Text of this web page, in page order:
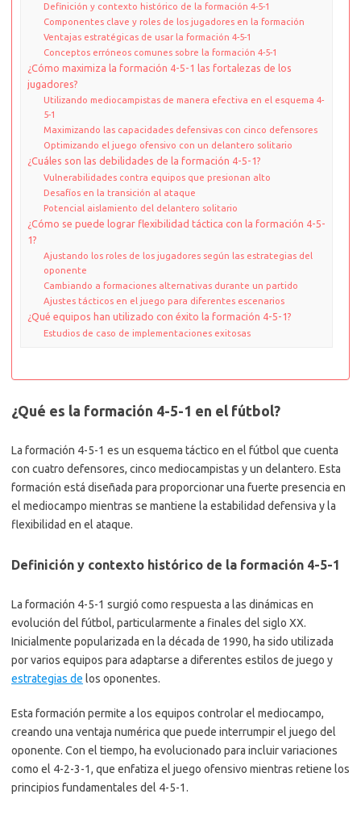
Definición y contexto histórico de la formación 4-5-1
Componentes clave y roles de los jugadores en la formación
Ventajas estratégicas de usar la formación 4-5-1
Conceptos erróneos comunes sobre la formación 4-5-1
¿Cómo maximiza la formación 4-5-1 las fortalezas de los
jugadores?
Utilizando mediocampistas de manera efectiva en el esquema 4-
5-1
Maximizando las capacidades defensivas con cinco defensores
Optimizando el juego ofensivo con un delantero solitario
¿Cuáles son las debilidades de la formación 4-5-1?
Vulnerabilidades contra equipos que presionan alto
Desafíos en la transición al ataque
Potencial aislamiento del delantero solitario
¿Cómo se puede lograr flexibilidad táctica con la formación 4-5-
1?
Ajustando los roles de los jugadores según las estrategias del
oponente
Cambiando a formaciones alternativas durante un partido
Ajustes tácticos en el juego para diferentes escenarios
¿Qué equipos han utilizado con éxito la formación 4-5-1?
Estudios de caso de implementaciones exitosas
¿Qué es la formación 4-5-1 en el fútbol?
La formación 4-5-1 es un esquema táctico en el fútbol que cuenta
con cuatro defensores, cinco mediocampistas y un delantero. Esta
formación está diseñada para proporcionar una fuerte presencia en
el mediocampo mientras se mantiene la estabilidad defensiva y la
flexibilidad en el ataque.
Definición y contexto histórico de la formación 4-5-1
La formación 4-5-1 surgió como respuesta a las dinámicas en
evolución del fútbol, particularmente a finales del siglo XX.
Inicialmente popularizada en la década de 1990, ha sido utilizada
por varios equipos para adaptarse a diferentes estilos de juego y
estrategias de los oponentes.
Esta formación permite a los equipos controlar el mediocampo,
creando una ventaja numérica que puede interrumpir el juego del
oponente. Con el tiempo, ha evolucionado para incluir variaciones
como el 4-2-3-1, que enfatiza el juego ofensivo mientras retiene los
principios fundamentales del 4-5-1.